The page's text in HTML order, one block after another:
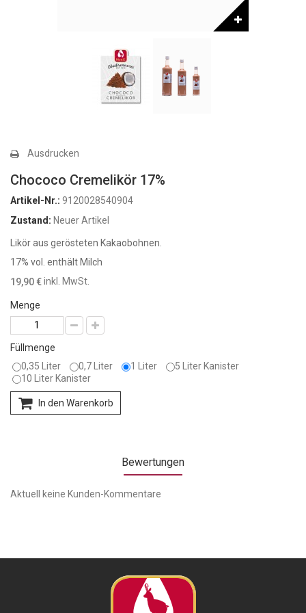
Ausdrucken
Chococo Cremelikör 17%
Artikel-Nr.: 9120028540904
Zustand: Neuer Artikel
Likör aus gerösteten Kakaobohnen.
17% vol. enthält Milch
19,90 €inkl. MwSt.
Menge
Füllmenge
0,35 Liter
0,7 Liter 1 Liter
5 Liter Kanister
10 Liter Kanister
In den Warenkorb
Bewertungen
Aktuell keine Kunden-Kommentare